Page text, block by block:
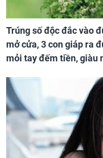
Trúng số độc đắc vào
mở cửa, 3 con giáp ra
mỏi tay đếm tiền, giàu